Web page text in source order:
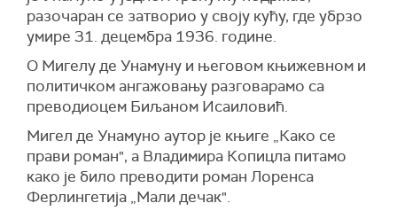
разочаран се затворио у своју кућу, где убрзо
умире 31. децембра 1936. године.
О Мигелу де Унамуну и његовом књижевном и
политичком ангажовању разговарамо са
преводиоцем Биљаном Исаиловић.
Мигел де Унамуно аутор је књиге „Како се
прави роман", а Владимира Копицла питамо
како је било преводити роман Лоренса
Ферлингетија „Мали дечак".